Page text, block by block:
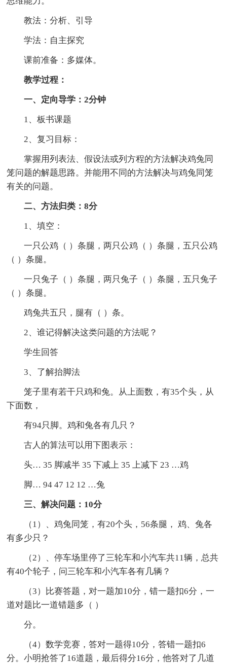
教法：分析、引导
学法：自主探究
课前准备：多媒体。
教学过程：
一、定向导学：2分钟
1、板书课题
2、复习目标：
掌握用列表法、假设法或列方程的方法解决鸡兔同
笼问题的解题思路。并能用不同的方法解决与鸡兔同笼
有关的问题。
二、方法归类：8分
1、填空：
一只公鸡（ ）条腿，两只公鸡（ ）条腿，五只公鸡
（ ）条腿。
一只兔子（ ）条腿，两只兔子（ ）条腿，五只兔子
（ ）条腿。
鸡兔共五只，腿有（ ）条。
2、谁记得解决这类问题的方法呢？
学生回答
3、了解抬脚法
笼子里有若干只鸡和兔。从上面数，有35个头，从
下面数，
有94只脚。鸡和兔各有几只？
古人的算法可以用下图表示：
头… 35 脚减半 35 下减上 35 上减下 23 …鸡
脚… 94 47 12 12 …兔
三、解决问题：10分
（1）、鸡兔同笼，有20个头，56条腿， 鸡、兔各
有多少只？
（2）、停车场里停了三轮车和小汽车共11辆，总共
有40个轮子，问三轮车和小汽车各有几辆？
（3）比赛答题，对一题加10分，错一题扣6分，一
道对题比一道错题多（ ）
分。
（4）数学竞赛，答对一题得10分，答错一题扣6
分。小明抢答了16道题，最后得分16分，他答对了几道